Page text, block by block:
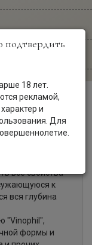
красных вин,
все свойства
к
вся глубина
"Vinophil",
формы и
подтвердить
18 лет.
рекламой,
и
Для